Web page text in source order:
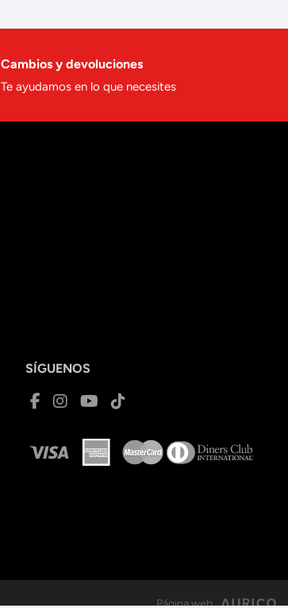
Cambios y devoluciones
Te ayudamos en lo que necesites
SÍGUENOS
Página web